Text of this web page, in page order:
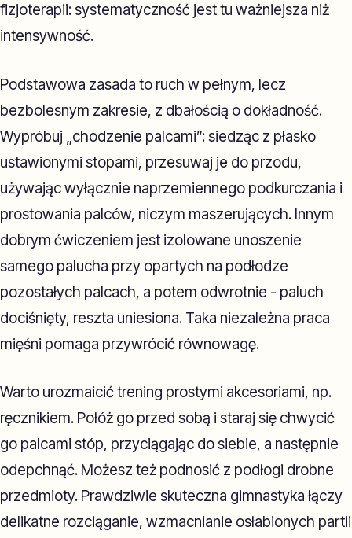
fizjoterapii: systematyczność jest tu ważniejsza niż
intensywność.
Podstawowa zasada to ruch w pełnym, lecz
bezbolesnym zakresie, z dbałością o dokładność.
Wypróbuj „chodzenie palcami”: siedząc z płasko
ustawionymi stopami, przesuwaj je do przodu,
używając wyłącznie naprzemiennego podkurczania i
prostowania palców, niczym maszerujących. Innym
dobrym ćwiczeniem jest izolowane unoszenie
samego palucha przy opartych na podłodze
pozostałych palcach, a potem odwrotnie - paluch
dociśnięty, reszta uniesiona. Taka niezależna praca
mięśni pomaga przywrócić równowagę.
Warto urozmaicić trening prostymi akcesoriami, np.
ręcznikiem. Połóż go przed sobą i staraj się chwycić
go palcami stóp, przyciągając do siebie, a następnie
odepchnąć. Możesz też podnosić z podłogi drobne
przedmioty. Prawdziwie skuteczna gimnastyka łączy
delikatne rozciąganie, wzmacnianie osłabionych partii